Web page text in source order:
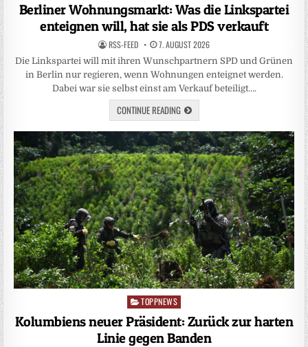
Berliner Wohnungsmarkt: Was die Linkspartei
enteignen will, hat sie als PDS verkauft
RSS-FEED 7. AUGUST 2026
Die Linkspartei will mit ihren Wunschpartnern SPD und Grünen
in Berlin nur regieren, wenn Wohnungen enteignet werden.
Dabei war sie selbst einst am Verkauf beteiligt….
CONTINUE READING
Posted
in
TOPPNEWS
Kolumbiens neuer Präsident: Zurück zur harten
Linie gegen Banden